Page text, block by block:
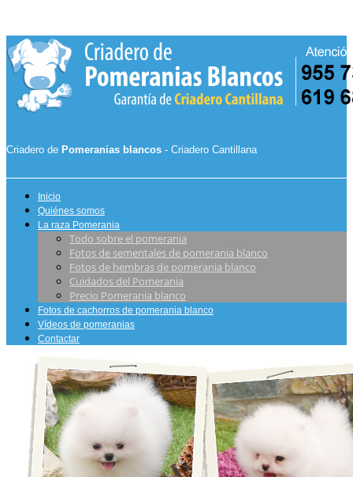
Criadero de Pomeranias blancos - Criadero Cantillana
Inicio
Quiénes somos
La raza Pomerania
Todo sobre el pomerania
Fotos de sementales de pomerania blanco
Fotos de hembras de pomerania blanco
Cuidados del Pomerania
Precio Pomerania blanco
Fotos de cachorros de pomerania blanco
Vídeos de pomeranias
Contactar